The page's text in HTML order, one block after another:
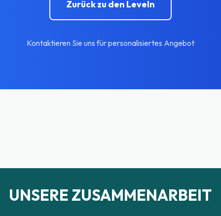
Zurück zu den Leveln
Kontaktieren Sie uns für personalisiertes Angebot
UNSERE ZUSAMMENARBEIT